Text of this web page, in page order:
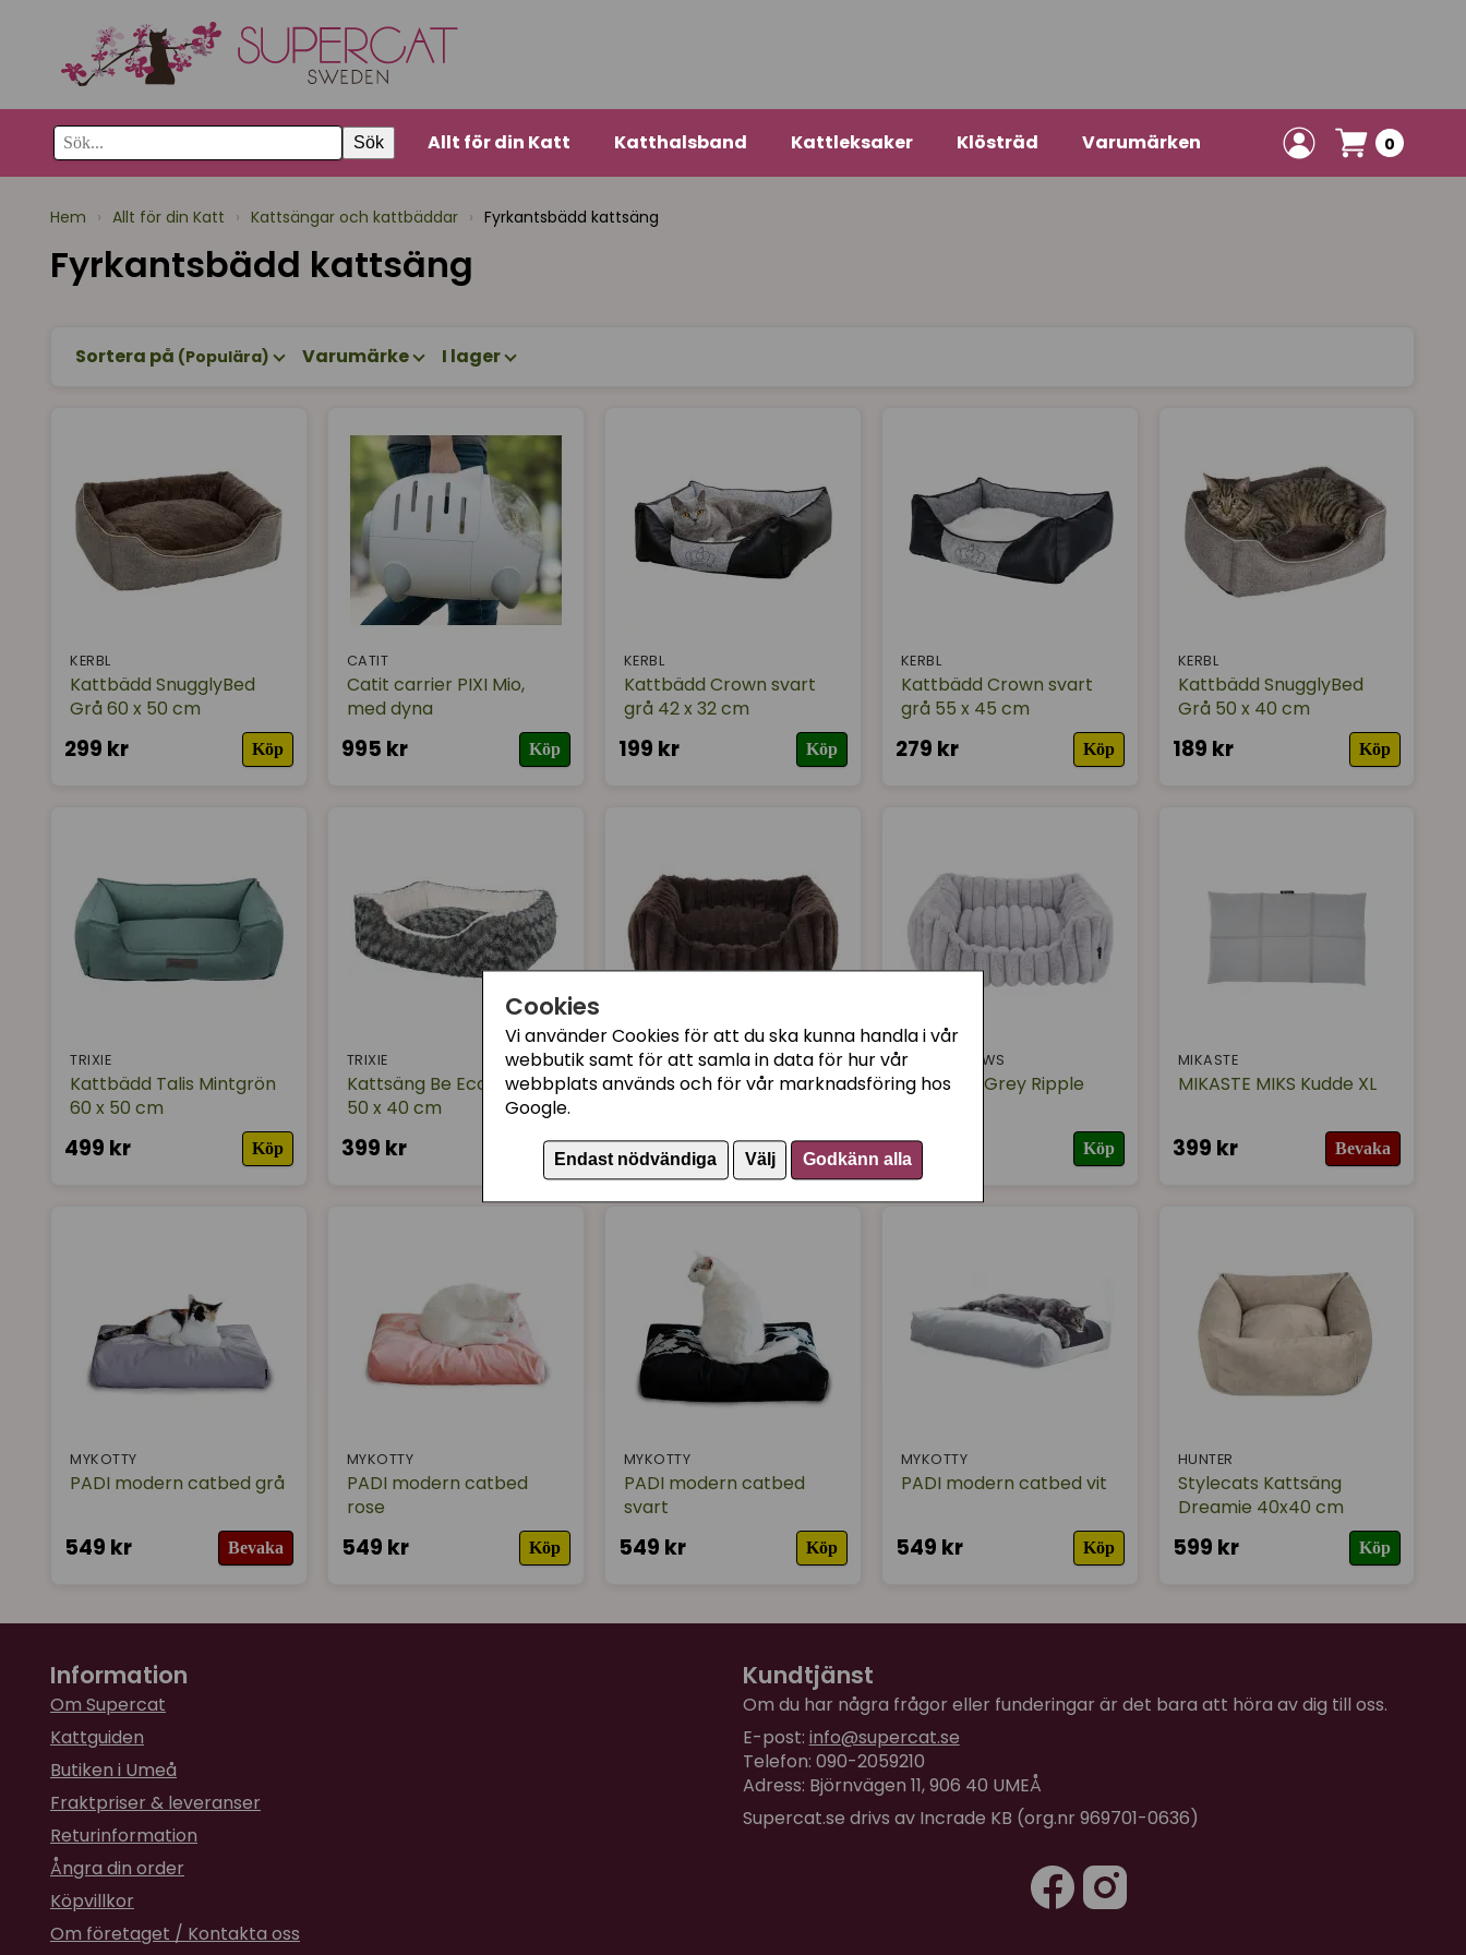
Cookies
Vi använder Cookies för att du ska kunna handla i vår
webbutik samt för att samla in data för hur vår
webbplats används och för vår marknadsföring hos
Google.
Endast nödvändiga Välj Godkänn alla
Sök Allt för din Katt Katthalsband Kattleksaker Klösträd Varumärken 0
Hem › Allt för din Katt › Kattsängar och kattbäddar › Fyrkantsbädd kattsäng
Fyrkantsbädd kattsäng
Sortera på (Populära) Varumärke I lager
KERBL
Kattbädd SnugglyBed
Grå 60 x 50 cm
299 kr Köp
CATIT
Catit carrier PIXI Mio,
med dyna
995 kr Köp
KERBL
Kattbädd Crown svart
grå 42 x 32 cm
199 kr Köp
KERBL
Kattbädd Crown svart
grå 55 x 45 cm
279 kr Köp
KERBL
Kattbädd SnugglyBed
Grå 50 x 40 cm
189 kr Köp
TRIXIE
Kattbädd Talis Mintgrön
60 x 50 cm
499 kr Köp
TRIXIE
Kattsäng Be Eco Kaline
50 x 40 cm
399 kr Köp
NORDIC PAWS
Kattsäng Brown Ripple
499 kr Köp
NORDIC PAWS
Kattsäng Grey Ripple
499 kr Köp
MIKASTE
MIKASTE MIKS Kudde XL
399 kr Bevaka
MYKOTTY
PADI modern catbed grå
549 kr Bevaka
MYKOTTY
PADI modern catbed
rose
549 kr Köp
MYKOTTY
PADI modern catbed
svart
549 kr Köp
MYKOTTY
PADI modern catbed vit
549 kr Köp
HUNTER
Stylecats Kattsäng
Dreamie 40x40 cm
599 kr Köp
Information
Om Supercat
Kattguiden
Butiken i Umeå
Fraktpriser & leveranser
Returinformation
Ångra din order
Köpvillkor
Om företaget / Kontakta oss
Kundtjänst
Om du har några frågor eller funderingar är det bara att höra av dig till oss.
E-post: info@supercat.se
Telefon: 090-2059210
Adress: Björnvägen 11, 906 40 UMEÅ
Supercat.se drivs av Incrade KB (org.nr 969701-0636)